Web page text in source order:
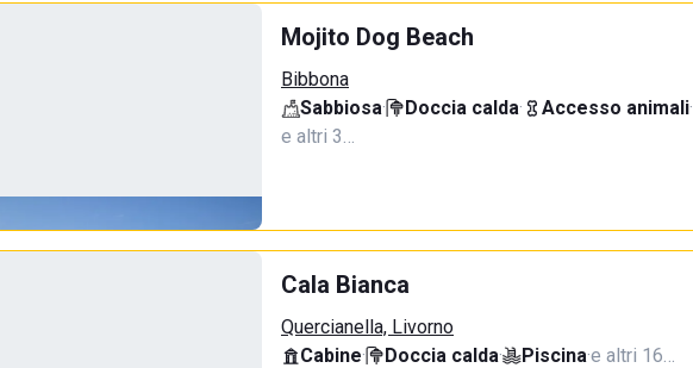
Mojito Dog Beach
Bibbona
Sabbiosa· Doccia calda· Accesso animali·
e altri 3…
Cala Bianca
Quercianella, Livorno
Cabine· Doccia calda· Piscina·e altri 16…